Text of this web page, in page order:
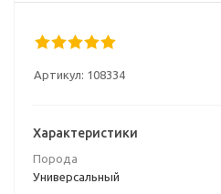
Артикул: 108334
Характеристики
Порода
Универсальный